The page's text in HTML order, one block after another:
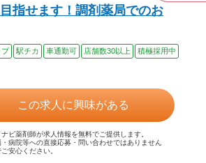
指せます！調剤薬局でのお
プ 駅チカ 車通勤可 店舗数30以上
積極採用中
この求人に興味がある
ナビ薬剤師が求人情報を無料でご提供します。
・病院等への直接応募・問い合わせではありません
安心ください。